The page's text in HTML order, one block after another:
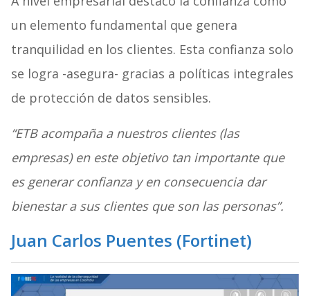
un elemento fundamental que genera
tranquilidad en los clientes. Esta confianza solo
se logra -asegura- gracias a políticas integrales
de protección de datos sensibles.
“ETB acompaña a nuestros clientes (las
empresas) en este objetivo tan importante que
es generar confianza y en consecuencia dar
bienestar a sus clientes que son las personas”.
Juan Carlos Puentes (Fortinet)